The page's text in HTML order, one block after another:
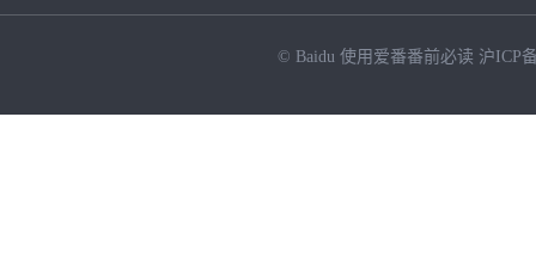
© Baidu 使用爱番番前必读 沪ICP